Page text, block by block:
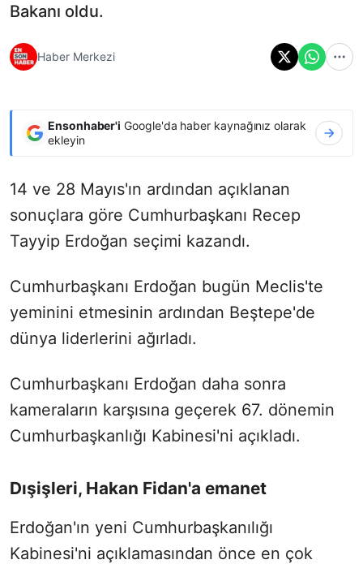
Bakanı oldu.
Haber Merkezi
Ensonhaber'i Google'da haber kaynağınız olarak
ekleyin
14 ve 28 Mayıs'ın ardından açıklanan
sonuçlara göre Cumhurbaşkanı Recep
Tayyip Erdoğan seçimi kazandı.
Cumhurbaşkanı Erdoğan bugün Meclis'te
yeminini etmesinin ardından Beştepe'de
dünya liderlerini ağırladı.
Cumhurbaşkanı Erdoğan daha sonra
kameraların karşısına geçerek 67. dönemin
Cumhurbaşkanlığı Kabinesi'ni açıkladı.
Dışişleri, Hakan Fidan'a emanet
Erdoğan'ın yeni Cumhurbaşkanılığı
Kabinesi'ni açıklamasından önce en çok